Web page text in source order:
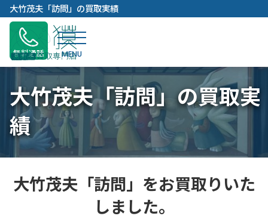
容
キ
ッ
プ
大竹茂夫「訪問」の買取実績
無料通話
大竹茂夫「訪問」の買取実
績
大竹茂夫「訪問」をお買取りいた
しました。